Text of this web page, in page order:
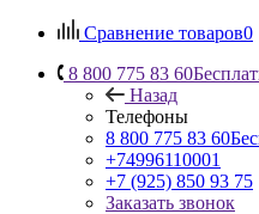
Сравнение товаров0
8 800 775 83 60
Назад
Телефоны
8 800 775 83 60
+74996110001
+7 (925) 850 93 75
Заказать звонок